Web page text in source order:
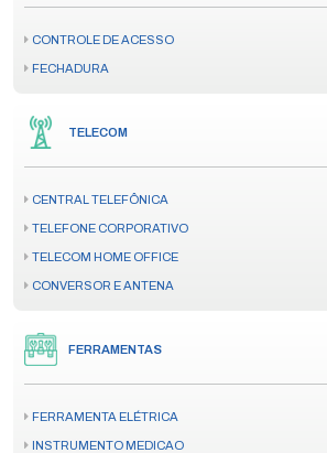
CONTROLE DE ACESSO
FECHADURA
TELECOM
CENTRAL TELEFÔNICA
TELEFONE CORPORATIVO
TELECOM HOME OFFICE
CONVERSOR E ANTENA
FERRAMENTAS
FERRAMENTA ELÉTRICA
INSTRUMENTO MEDICAO